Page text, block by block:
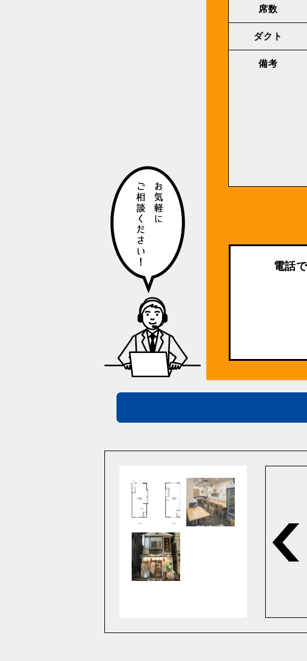
席数
ダクト
備考
電話